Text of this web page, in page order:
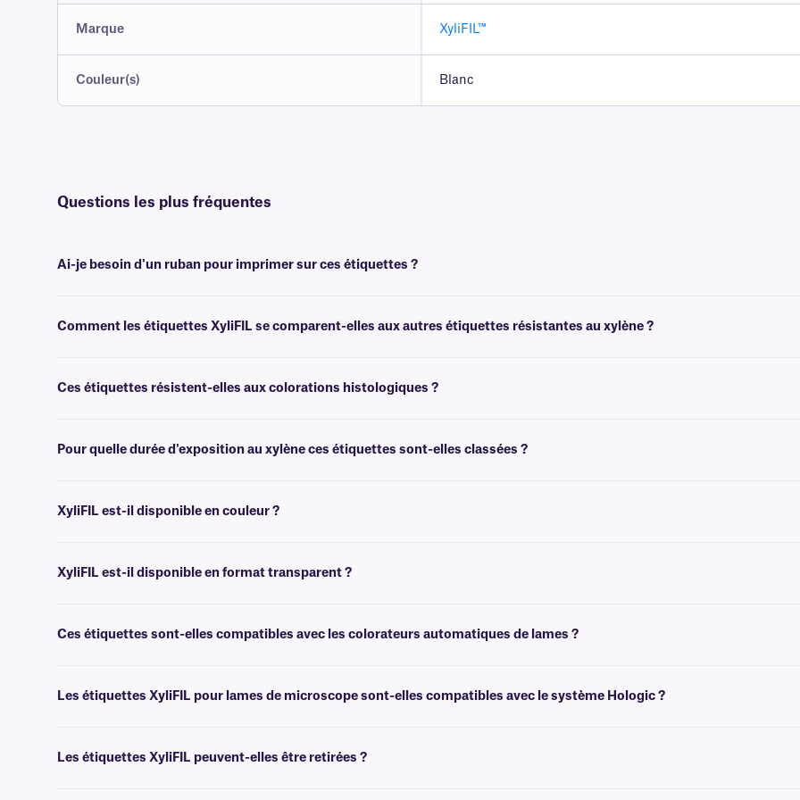
Marque XyliFIL™
Couleur(s) Blanc
Questions les plus fréquentes
Ai-je besoin d'un ruban pour imprimer sur ces étiquettes ?
Comment les étiquettes XyliFIL se comparent-elles aux autres étiquettes résistantes au xylène ?
Ces étiquettes résistent-elles aux colorations histologiques ?
Pour quelle durée d'exposition au xylène ces étiquettes sont-elles classées ?
XyliFIL est-il disponible en couleur ?
XyliFIL est-il disponible en format transparent ?
Ces étiquettes sont-elles compatibles avec les colorateurs automatiques de lames ?
Les étiquettes XyliFIL pour lames de microscope sont-elles compatibles avec le système Hologic ?
Les étiquettes XyliFIL peuvent-elles être retirées ?